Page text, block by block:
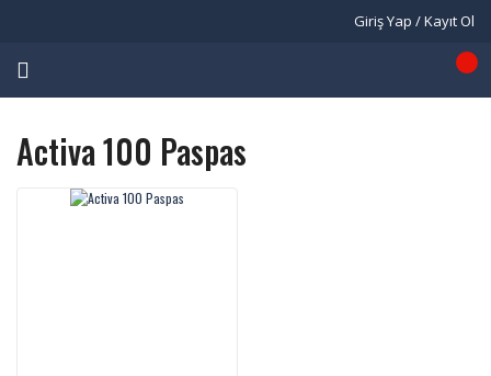
Giriş Yap / Kayıt Ol
Activa 100 Paspas